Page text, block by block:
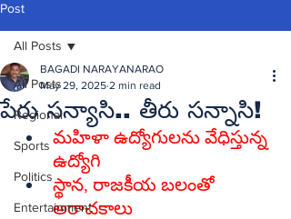
Post
All Posts
Regional
Sports
Politics
Entertainment
All Posts
పేరు సన్యాసి.. తీరు సన్నాసి!
BAGADI NARAYANARAO
May 29, 2025 2 min read
మహిళా ఉద్యోగులను వేధిస్తున్న
ఉద్యోగి
స్థాన, రాజకీయ బలంతో
అరాచకాలు